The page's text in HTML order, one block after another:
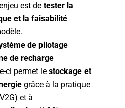
est de tester la
et la faisabilité
de pilotage
de recharge
ci permet le stockage et
grâce à la pratique
et à